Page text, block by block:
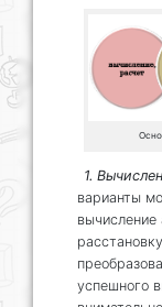
1.
варианты
успешного